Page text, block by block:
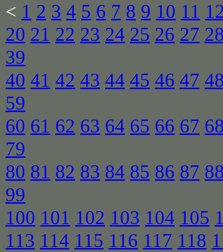
< 1 2 3 4 5 6 7 8 9 10 11
20 21 22 23 24 25 26 27
39
40 41 42 43 44 45 46 47
59
60 61 62 63 64 65 66 67
79
80 81 82 83 84 85 86 87
99
100 101 102 103 104 105
113 114 115 116 117 118